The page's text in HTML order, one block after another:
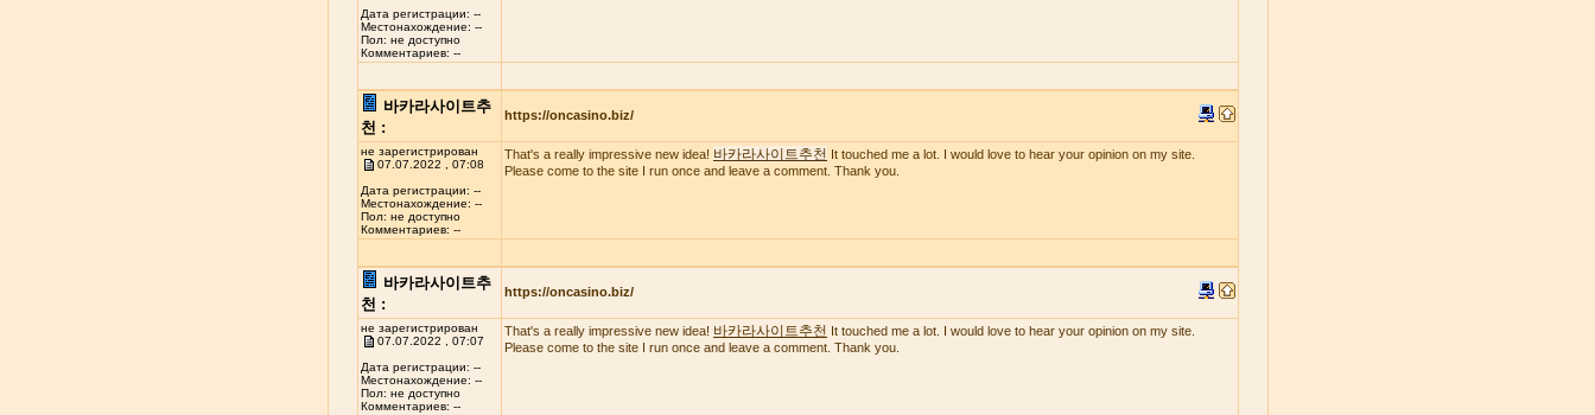
Дата регистрации: --
Местонахождение: --
Пол: не доступно
Комментариев: --
바카라사이트추
천 :
https://oncasino.biz/
не зарегистрирован
07.07.2022 , 07:08
Дата регистрации: --
Местонахождение: --
Пол: не доступно
Комментариев: --
That's a really impressive new idea! 바카라사이트추천 It touched me a lot. I would love to hear your opinion on my site.
Please come to the site I run once and leave a comment. Thank you.
바카라사이트추
천 :
https://oncasino.biz/
не зарегистрирован
07.07.2022 , 07:07
Дата регистрации: --
Местонахождение: --
Пол: не доступно
Комментариев: --
That's a really impressive new idea! 바카라사이트추천 It touched me a lot. I would love to hear your opinion on my site.
Please come to the site I run once and leave a comment. Thank you.